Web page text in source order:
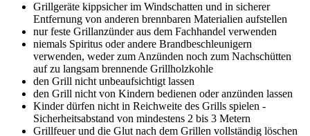
Grillgeräte kippsicher im Windschatten und in sicherer
Entfernung von anderen brennbaren Materialien aufstellen
nur feste Grillanzünder aus dem Fachhandel verwenden
niemals Spiritus oder andere Brandbeschleunigern
verwenden, weder zum Anzünden noch zum Nachschütten
auf zu langsam brennende Grillholzkohle
den Grill nicht unbeaufsichtigt lassen
den Grill nicht von Kindern bedienen oder anzünden lassen
Kinder dürfen nicht in Reichweite des Grills spielen -
Sicherheitsabstand von mindestens 2 bis 3 Metern
Grillfeuer und die Glut nach dem Grillen vollständig löschen